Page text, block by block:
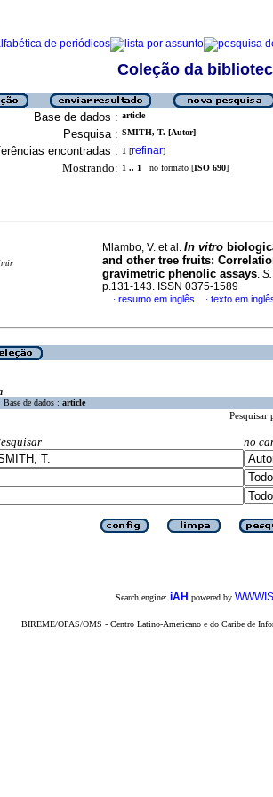
Coleção da
Base de dados : article
Pesquisa : SMITH, T. [Autor]
encontradas : 1 [refinar]
Mostrando: 1 .. 1 no formato [ISO 690]
Mlambo, V. et al. In vitro
and other tree fruits:
gravimetric phenolic assays.
p.131-143. ISSN 0375-1589
· resumo em inglês · texto em
Base de dados : article
Pesquisar
no
Search engine: iAH powered by
BIREME/OPAS/OMS - Centro Latino-Americano e do Caribe de